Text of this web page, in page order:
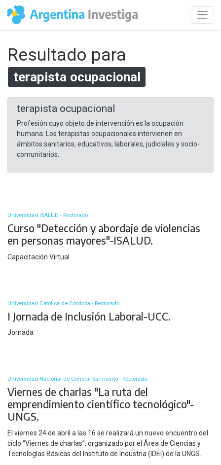
Resultado para
terapista ocupacional
terapista ocupacional
Profesión cuyo objeto de intervención es la ocupación
humana. Los terapistas ocupacionales intervienen en
ámbitos sanitarios, educativos, laborales, judiciales y socio-
comunitarios.
Universidad ISALUD - Rectorado
Curso "Detección y abordaje de violencias
en personas mayores"-ISALUD.
Capacitación Virtual
Universidad Católica de Córdoba - Rectorado
I Jornada de Inclusión Laboral-UCC.
Jornada
Universidad Nacional de General Sarmiento - Rectorado
Viernes de charlas "La ruta del
emprendimiento científico tecnológico"-
UNGS.
El viernes 24 de abril a las 16 se realizará un nuevo encuentro del
ciclo “Viernes de charlas”, organizado por el Área de Ciencias y
Tecnologías Básicas del Instituto de Industria (IDEI) de la UNGS.